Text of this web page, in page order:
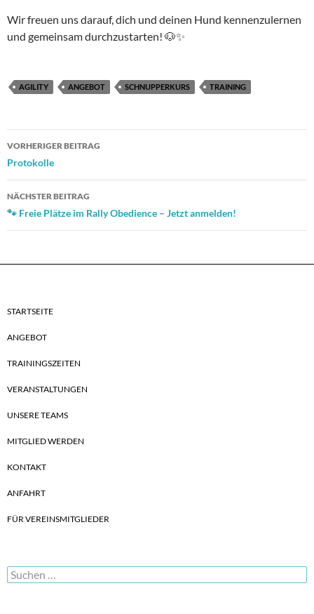
Wir freuen uns darauf, dich und deinen Hund kennenzulernen
und gemeinsam durchzustarten! 🐶✨
AGILITY ANGEBOT SCHNUPPERKURS TRAINING
Beitrags-
Navigation
VORHERIGER BEITRAG
Protokolle
NÄCHSTER BEITRAG
🐾 Freie Plätze im Rally Obedience – Jetzt anmelden!
STARTSEITE
ANGEBOT
TRAININGSZEITEN
VERANSTALTUNGEN
UNSERE TEAMS
MITGLIED WERDEN
KONTAKT
ANFAHRT
FÜR VEREINSMITGLIEDER
Suchen
nach: